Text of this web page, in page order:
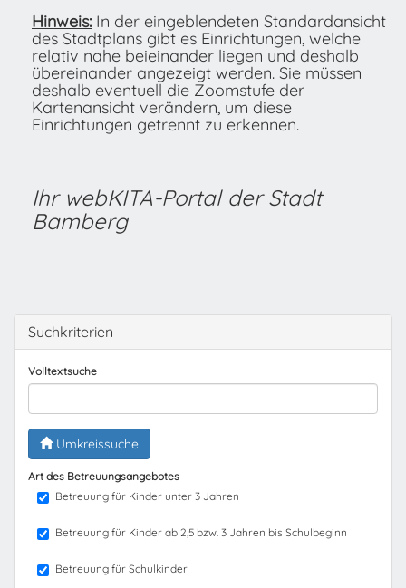
Hinweis: In der eingeblendeten Standardansicht
des Stadtplans gibt es Einrichtungen, welche
relativ nahe beieinander liegen und deshalb
übereinander angezeigt werden. Sie müssen
deshalb eventuell die Zoomstufe der
Kartenansicht verändern, um diese
Einrichtungen getrennt zu erkennen.
Ihr webKITA-Portal der Stadt
Bamberg
Suchkriterien
Volltextsuche
Umkreissuche
Art des Betreuungsangebotes
Betreuung für Kinder unter 3 Jahren
Betreuung für Kinder ab 2,5 bzw. 3 Jahren bis Schulbeginn
Betreuung für Schulkinder